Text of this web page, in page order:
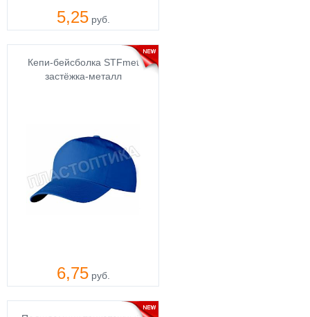
5,25руб.
Кепи-бейсболка STFmet
застёжка-металл
6,75руб.